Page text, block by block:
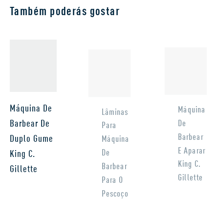
Também poderás gostar
Máquina De
Barbear De
Duplo Gume
King C.
Gillette
Lâminas
Para
Máquina
De
Barbear
Para O
Pescoço
Máquina
De
Barbear
E Aparar
King C.
Gillette